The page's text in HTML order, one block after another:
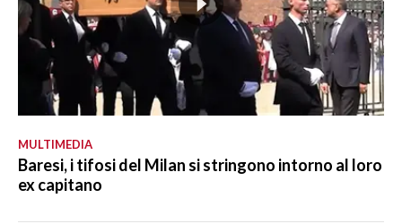
MULTIMEDIA
Baresi, i tifosi del Milan si stringono intorno al loro
ex capitano